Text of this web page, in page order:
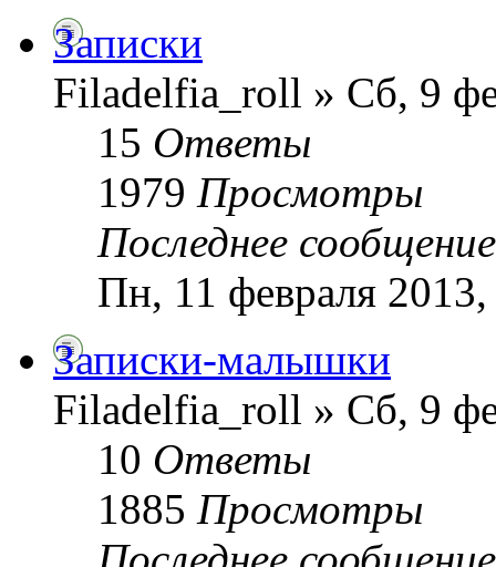
Записки
Filadelfia_roll » Сб, 9
15 Ответы
1979 Просмотры
Последнее
Пн, 11 февраля
Записки-малышки
Filadelfia_roll » Сб, 9
10 Ответы
1885 Просмотры